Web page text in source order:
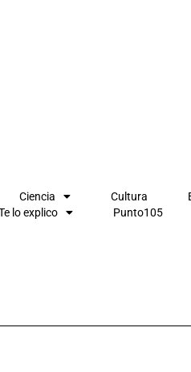
Ciencia Cultura
lo explico
Punto105